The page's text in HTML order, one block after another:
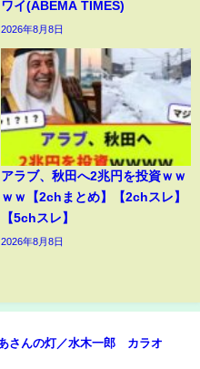
ワイ(ABEMA TIMES)
2026年8月8日
アラブ、秋田へ2兆円を投資ｗｗ
ｗｗ【2chまとめ】【2chスレ】
【5chスレ】
2026年8月8日